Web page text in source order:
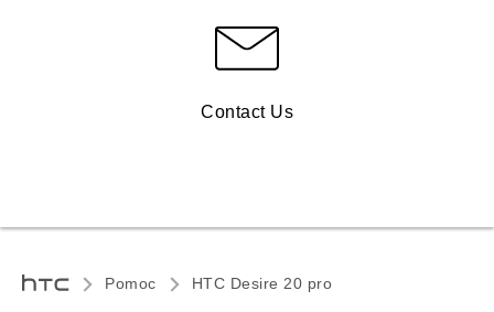
Contact Us
Pomoc ‎HTC Desire 20 pro‎